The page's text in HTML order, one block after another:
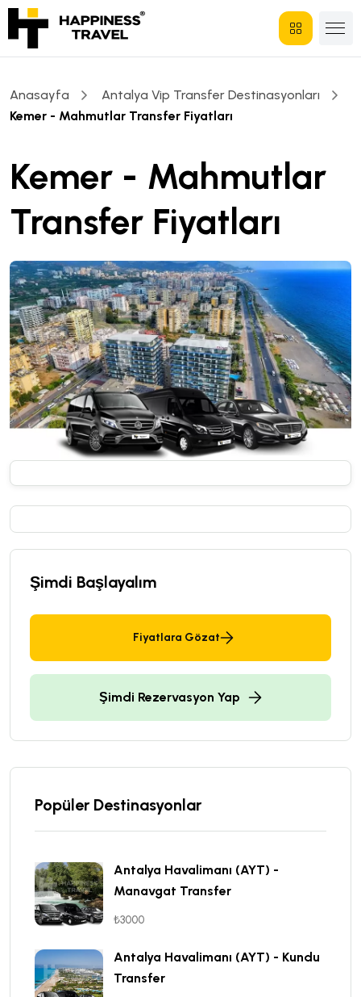
Anasayfa
Antalya Vip Transfer Destinasyonları
Kemer - Mahmutlar Transfer Fiyatları
Kemer - Mahmutlar
Transfer Fiyatları
Şimdi Başlayalım
Fiyatlara Gözat
Şimdi Rezervasyon Yap
Popüler Destinasyonlar
Antalya Havalimanı (AYT) -
Manavgat Transfer
₺3000
Antalya Havalimanı (AYT) - Kundu
Transfer